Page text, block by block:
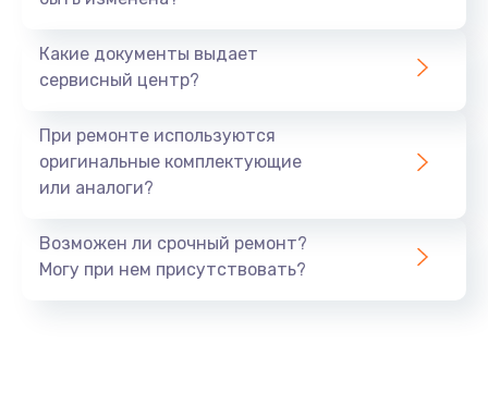
Замена экрана
1530 руб.
Заказать
1130 руб.
Какие документы выдает
сервисный центр?
При ремонте используются
оригинальные комплектующие
или аналоги?
Возможен ли срочный ремонт?
Могу при нем присутствовать?